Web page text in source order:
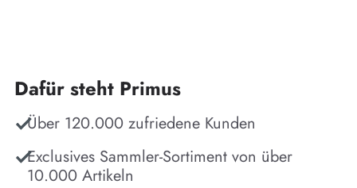
Dafür steht Primus
Über 120.000 zufriedene Kunden
Exclusives Sammler-Sortiment von über
10.000 Artikeln